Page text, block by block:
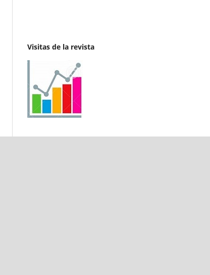
Visitas de la revista